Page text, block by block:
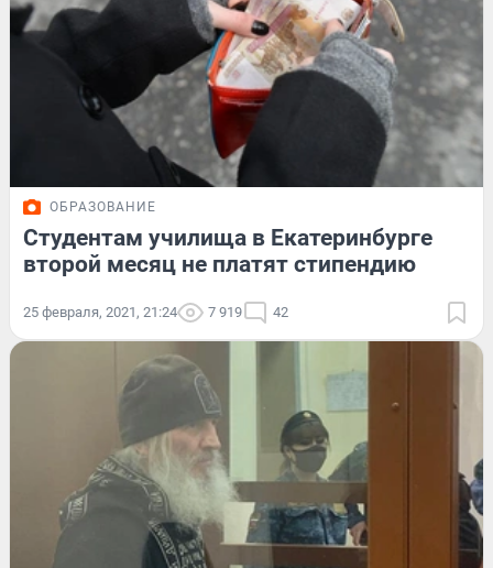
ОБРАЗОВАНИЕ
Студентам училища в Екатеринбурге
второй месяц не платят стипендию
25 февраля, 2021, 21:24 7 919 42